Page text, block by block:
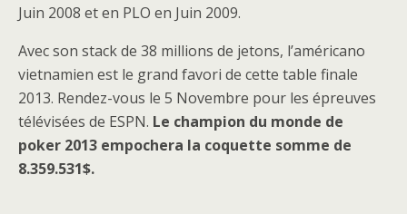
Juin 2008 et en PLO en Juin 2009.
Avec son stack de 38 millions de jetons, l’américano
vietnamien est le grand favori de cette table finale
2013. Rendez-vous le 5 Novembre pour les épreuves
télévisées de ESPN. Le champion du monde de
poker 2013 empochera la coquette somme de
8.359.531$.